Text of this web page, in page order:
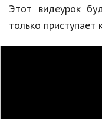
Этот видеурок
только приступает